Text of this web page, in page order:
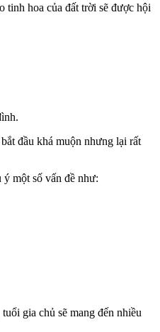
hoa của đất trời sẽ được hội
đầu khá muộn nhưng lại rất
một số vấn đề như:
gia chủ sẽ mang đến nhiều